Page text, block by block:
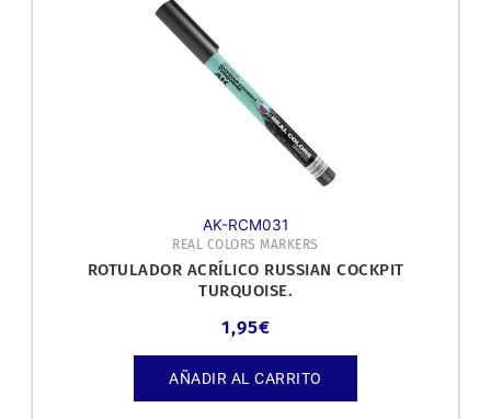
AK-RCM031
REAL COLORS MARKERS
ROTULADOR ACRÍLICO RUSSIAN COCKPIT
TURQUOISE.
1,95€
AÑADIR AL CARRITO